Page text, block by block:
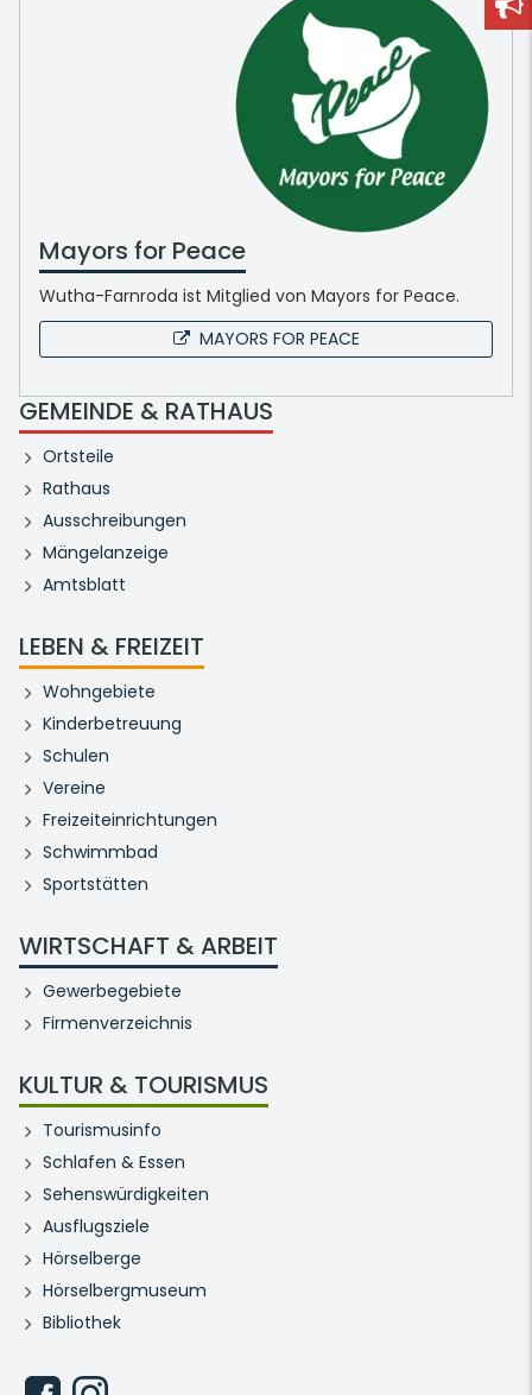
Mayors for Peace
Wutha-Farnroda ist Mitglied von Mayors for Peace.
MAYORS FOR PEACE
GEMEINDE & RATHAUS
Ortsteile
Rathaus
Ausschreibungen
Mängelanzeige
Amtsblatt
LEBEN & FREIZEIT
Wohngebiete
Kinderbetreuung
Schulen
Vereine
Freizeiteinrichtungen
Schwimmbad
Sportstätten
WIRTSCHAFT & ARBEIT
Gewerbegebiete
Firmenverzeichnis
KULTUR & TOURISMUS
Tourismusinfo
Schlafen & Essen
Sehenswürdigkeiten
Ausflugsziele
Hörselberge
Hörselbergmuseum
Bibliothek